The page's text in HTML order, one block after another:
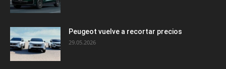
Peugeot vuelve a recortar precios
29.05.2026